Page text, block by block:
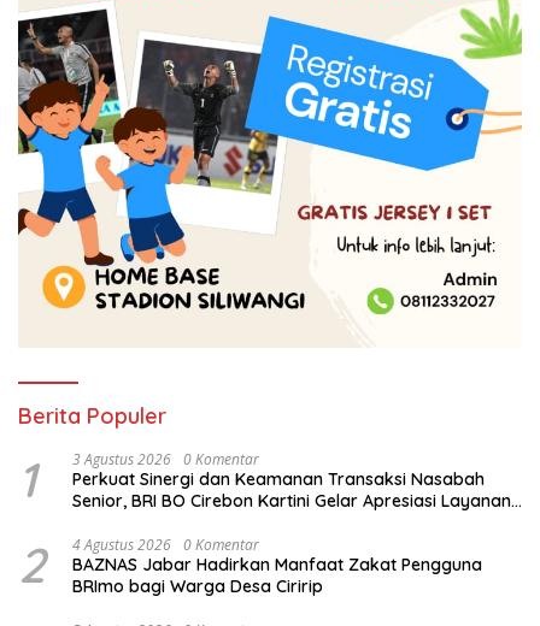
Berita Populer
1 3 Agustus 2026 0 Komentar
Perkuat Sinergi dan Keamanan Transaksi Nasabah
Senior, BRI BO Cirebon Kartini Gelar Apresiasi Layanan
2 4 Agustus 2026 0 Komentar
BAZNAS Jabar Hadirkan Manfaat Zakat Pengguna
BRImo bagi Warga Desa Ciririp